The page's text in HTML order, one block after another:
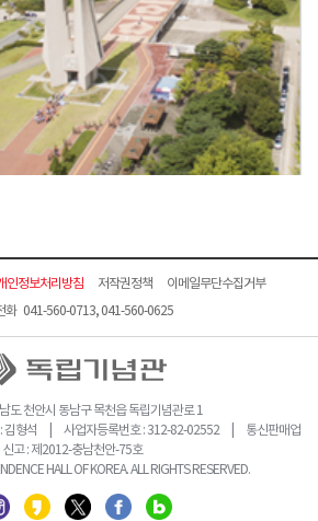
인정보처리방침 저작권정책
이메일무단수집거부
화 041-560-0713, 041-560-0625
도 천안시 동남구 목천읍 독립기념관로 1
김형석 | 사업자등록번호 : 312-82-02552 | 통신판매업
신고 : 제2012-충남천안-75호
HALL OF KOREA. ALL RIGHTS RESERVED.